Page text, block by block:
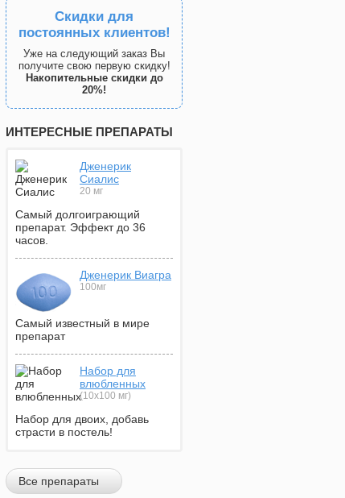
Скидки для
постоянных клиентов!
Уже на следующий заказ Вы
получите свою первую скидку!
Накопительные скидки до
20%!
ИНТЕРЕСНЫЕ ПРЕПАРАТЫ
Дженерик
Сиалис
20 мг
Самый долгоиграющий
препарат. Эффект до 36
часов.
Дженерик Виагра
100мг
Самый известный в мире
препарат
Набор для
влюбленных
(10х100 мг)
Набор для двоих, добавь
страсти в постель!
Все препараты